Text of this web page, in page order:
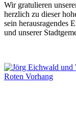
Wir gratulieren
herzlich zu dieser
sein herausragendes
und unserer